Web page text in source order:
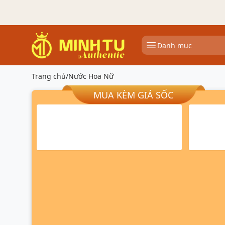
Danh mục
Trang chủ/Nước Hoa Nữ
MUA KÈM GIÁ SỐC